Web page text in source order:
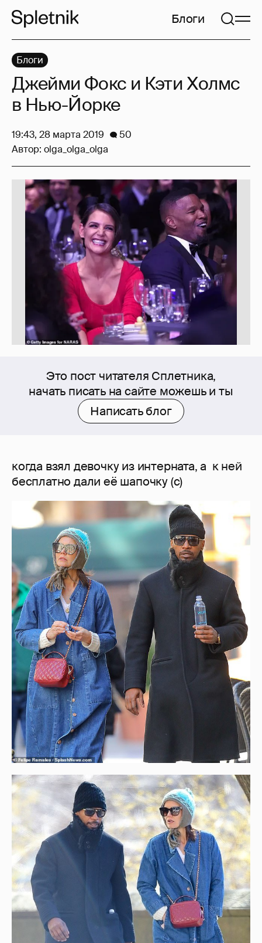
Блоги
Это пост читателя Сплетника,
начать писать на сайте можешь и ты
Написать блог
когда взял девочку из интерната, а к ней
бесплатно дали её шапочку (с)
Блоги
Джейми Фокс и Кэти Холмс
в Нью-Йорке
19:43, 28 марта 2019
50
Автор: olga_olga_olga